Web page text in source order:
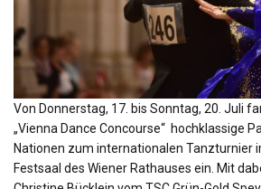
Von Donnerstag, 17. bis Sonntag, 20. Juli
„Vienna Dance Concourse“ hochklassige
Nationen zum internationalen Tanzturnier
Festsaal des Wiener Rathauses ein. Mit